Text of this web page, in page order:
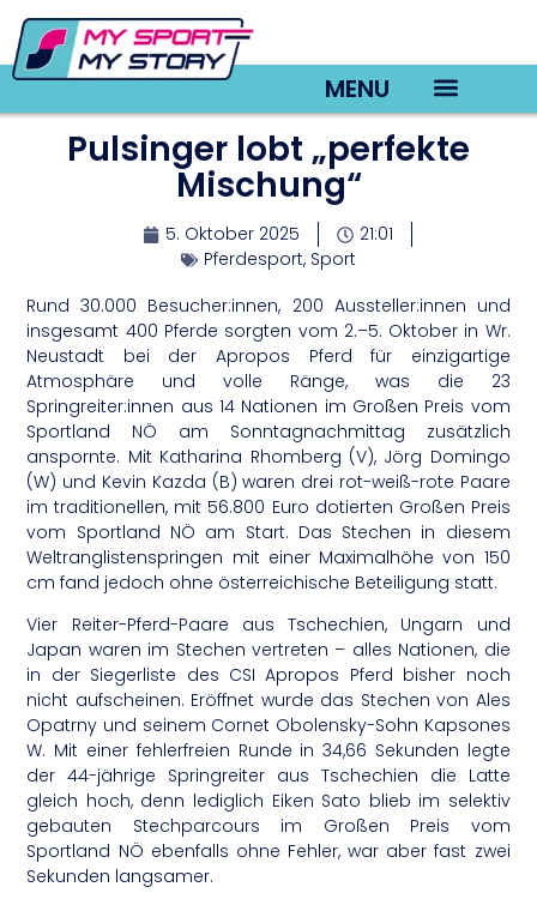
MENU
Pulsinger lobt „perfekte
Mischung“
5. Oktober 2025
21:01
Pferdesport, Sport
Rund 30.000 Besucher:innen, 200 Aussteller:innen und
insgesamt 400 Pferde sorgten vom 2.–5. Oktober in Wr.
Neustadt bei der Apropos Pferd für einzigartige
Atmosphäre und volle Ränge, was die 23
Springreiter:innen aus 14 Nationen im Großen Preis vom
Sportland NÖ am Sonntagnachmittag zusätzlich
anspornte. Mit Katharina Rhomberg (V), Jörg Domingo
(W) und Kevin Kazda (B) waren drei rot-weiß-rote Paare
im traditionellen, mit 56.800 Euro dotierten Großen Preis
vom Sportland NÖ am Start. Das Stechen in diesem
Weltranglistenspringen mit einer Maximalhöhe von 150
cm fand jedoch ohne österreichische Beteiligung statt.
Vier Reiter-Pferd-Paare aus Tschechien, Ungarn und
Japan waren im Stechen vertreten – alles Nationen, die
in der Siegerliste des CSI Apropos Pferd bisher noch
nicht aufscheinen. Eröffnet wurde das Stechen von Ales
Opatrny und seinem Cornet Obolensky-Sohn Kapsones
W. Mit einer fehlerfreien Runde in 34,66 Sekunden legte
der 44-jährige Springreiter aus Tschechien die Latte
gleich hoch, denn lediglich Eiken Sato blieb im selektiv
gebauten Stechparcours im Großen Preis vom
Sportland NÖ ebenfalls ohne Fehler, war aber fast zwei
Sekunden langsamer.